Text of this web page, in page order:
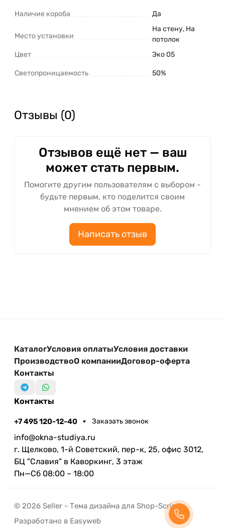
Наличие короба Да
Место установки
На стену, На
потолок
Цвет
Эко 05
Светопроницаемость 50%
Отзывы (0)
Отзывов ещё нет — ваш
может стать первым.
Помогите другим пользователям с выбором -
будьте первым, кто поделится своим
мнением об этом товаре.
Написать отзыв
КаталогУсловия оплатыУсловия доставки
ПроизводствоО компанииДоговор-оферта
Контакты
Контакты
+7 495 120-12-40 Заказать звонок
info@okna-studiya.ru
г. Щелково, 1-й Советский, пер-к, 25, офис 3012,
БЦ "Славия" в Каворкинг, 3 этаж
Пн—Сб 08:00 – 18:00
© 2026 Seller - Тема дизайна для Shop-Script
Разработано в Easyweb